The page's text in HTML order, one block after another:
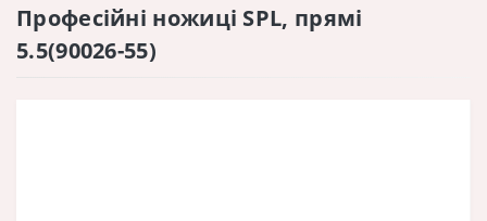
Професійні ножиці SPL, прямі
5.5(90026-55)